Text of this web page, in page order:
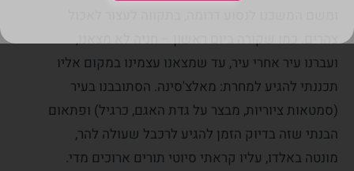
צהרים. כמו שקורה ביום ראשון – חניה לא מצאנו,
ועברנו עיר אחרי עיר, עד שמצאנו עצמינו במקום אליו
תכננתי להגיע למחרת: מאלצ'סינה. הסתובבנו בעיר
(סמטאות ציוריות, מבצר על גדת האגם, כרגיל) ופתאום
הבנתי שזה בדיוק הזמן להגיע לרכבל שעולה להר,
מונטה באלדו, עליו קראתי סיוטי תורים ארוכים מדי.